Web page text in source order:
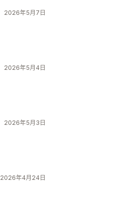
2026年5月7日
2026年5月4日
2026年5月3日
2026年4月24日